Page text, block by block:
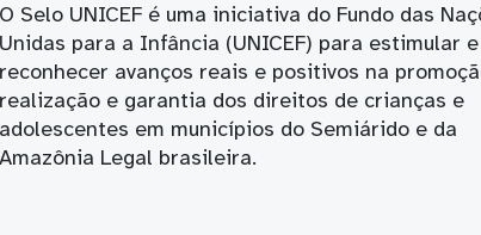
O Selo UNICEF é uma iniciativa do Fundo das
Unidas para a Infância (UNICEF) para estimular e
reconhecer avanços reais e positivos na
realização e garantia dos direitos de crianças e
adolescentes em municípios do Semiárido e da
Amazônia Legal brasileira.